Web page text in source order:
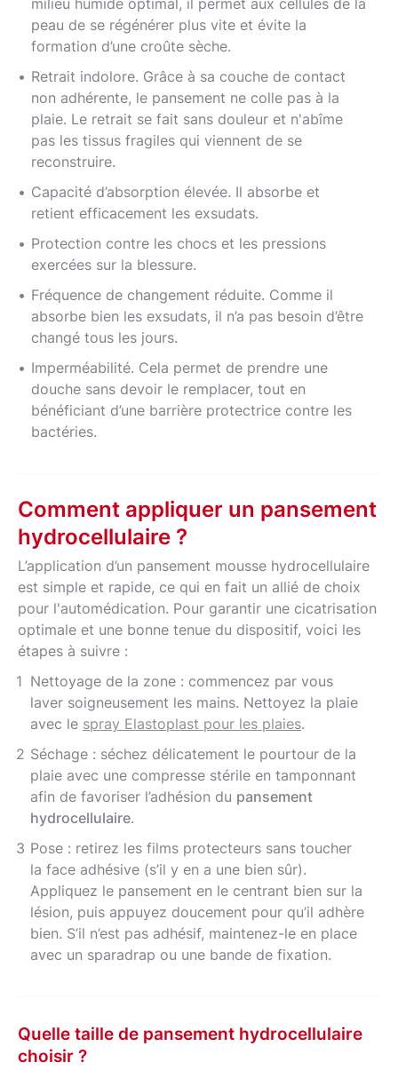
milieu humide optimal, il permet aux cellules de la
peau de se régénérer plus vite et évite la
formation d’une croûte sèche.
Retrait indolore. Grâce à sa couche de contact
non adhérente, le pansement ne colle pas à la
plaie. Le retrait se fait sans douleur et n'abîme
pas les tissus fragiles qui viennent de se
reconstruire.
Capacité d’absorption élevée. Il absorbe et
retient efficacement les exsudats.
Protection contre les chocs et les pressions
exercées sur la blessure.
Fréquence de changement réduite. Comme il
absorbe bien les exsudats, il n’a pas besoin d’être
changé tous les jours.
Imperméabilité. Cela permet de prendre une
douche sans devoir le remplacer, tout en
bénéficiant d’une barrière protectrice contre les
bactéries.
Comment appliquer un pansement
hydrocellulaire ?
L’application d’un pansement mousse hydrocellulaire
est simple et rapide, ce qui en fait un allié de choix
pour l'automédication. Pour garantir une cicatrisation
optimale et une bonne tenue du dispositif, voici les
étapes à suivre :
Nettoyage de la zone : commencez par vous
laver soigneusement les mains. Nettoyez la plaie
avec le spray Elastoplast pour les plaies.
Séchage : séchez délicatement le pourtour de la
plaie avec une compresse stérile en tamponnant
afin de favoriser l’adhésion du pansement
hydrocellulaire.
Pose : retirez les films protecteurs sans toucher
la face adhésive (s’il y en a une bien sûr).
Appliquez le pansement en le centrant bien sur la
lésion, puis appuyez doucement pour qu’il adhère
bien. S’il n’est pas adhésif, maintenez-le en place
avec un sparadrap ou une bande de fixation.
Quelle taille de pansement hydrocellulaire
choisir ?